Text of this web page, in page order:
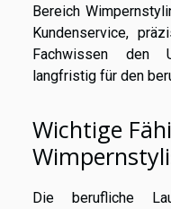
Bereich
Kundenservice,
Fachwissen den
langfristig für den
Wichtige
Die berufliche